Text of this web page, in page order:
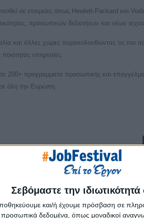
Σεβόμαστε την
και/ή έχουμε πρόσβαση σε
δεδομένα, όπως μοναδικοί
σε εταιρείες όπως Hewlett-Packard και
προσωπικών δεξιοτήτων και νέων
και άλλες χώρες παρακολουθώντας τις πιο
υπηρεσίες.
200+ προγράμματα προσωπικής και
όλη την Ευρώπη.